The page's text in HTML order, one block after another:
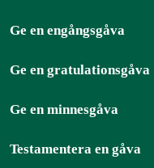
Ge en engångsgåva
Ge en gratulationsgåva
Ge en minnesgåva
Testamentera en gåva